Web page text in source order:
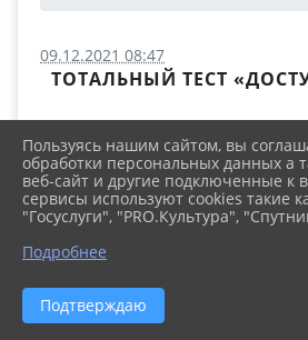
09.12.2021 08:47
ТОТАЛЬНЫЙ ТЕСТ
Пользуясь нашим сайтом, вы
обработки персональных данных а
веб-сайт и другие подключенные к
сервисы используют cookies такие
"Госуслуги", "PRO.Культура",
Подробнее
Подтверждаю